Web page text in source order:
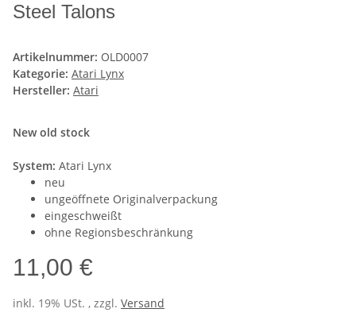
Steel Talons
Artikelnummer: OLD0007
Kategorie: Atari Lynx
Hersteller: Atari
New old stock
System: Atari Lynx
neu
ungeöffnete Originalverpackung
eingeschweißt
ohne Regionsbeschränkung
11,00 €
inkl. 19% USt. , zzgl. Versand